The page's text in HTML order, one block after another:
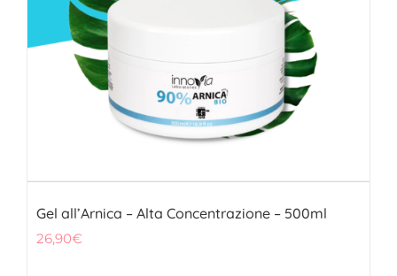
Gel all’Arnica – Alta Concentrazione – 500ml
26,90€